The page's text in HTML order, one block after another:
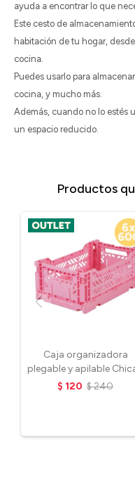
ayuda a encontrar lo que
Este cesto de
habitación de tu hogar,
cocina.
Puedes usarlo para
cocina, y mucho más.
Además, cuando no lo estés
un espacio reducido.
Productos
Caja organizadora
plegable y apilable
Baby Pink
$ 120 $240